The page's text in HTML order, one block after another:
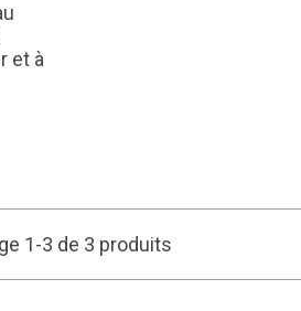
et à
1-3 de 3 produits